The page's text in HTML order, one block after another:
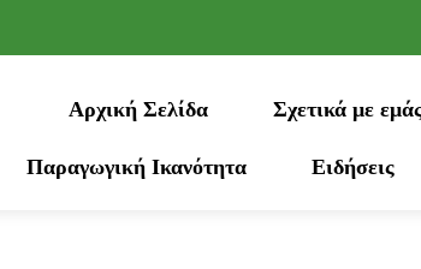
Αρχική Σελίδα Σχετικά με
Παραγωγική Ικανότητα Ειδήσεις